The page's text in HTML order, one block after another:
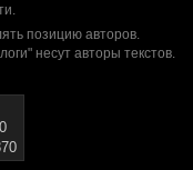
.
позицию авторов.
несут авторы текстов.